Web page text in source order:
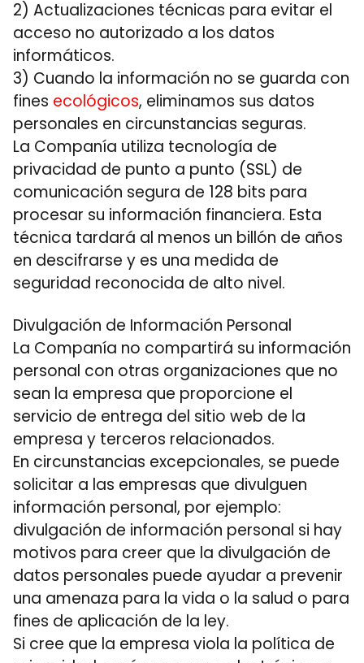
2) Actualizaciones técnicas para evitar el
acceso no autorizado a los datos
informáticos.
3) Cuando la información no se guarda con
fines ecológicos, eliminamos sus datos
personales en circunstancias seguras.
La Companía utiliza tecnología de
privacidad de punto a punto (SSL) de
comunicación segura de 128 bits para
procesar su información financiera. Esta
técnica tardará al menos un billón de años
en descifrarse y es una medida de
seguridad reconocida de alto nivel.
Divulgación de Información Personal
La Companía no compartirá su información
personal con otras organizaciones que no
sean la empresa que proporcione el
servicio de entrega del sitio web de la
empresa y terceros relacionados.
En circunstancias excepcionales, se puede
solicitar a las empresas que divulguen
información personal, por ejemplo:
divulgación de información personal si hay
motivos para creer que la divulgación de
datos personales puede ayudar a prevenir
una amenaza para la vida o la salud o para
fines de aplicación de la ley.
Si cree que la empresa viola la política de